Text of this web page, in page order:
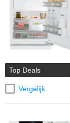
Top Deals
Vergelijk